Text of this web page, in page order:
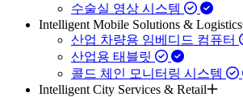
수술실 영상 시스템
Intelligent Mobile Solutions & Logistics
산업 차량용 임베디드 컴퓨터
산업용 태블릿
콜드 체인 모니터링 시스템
Intelligent City Services & Retail